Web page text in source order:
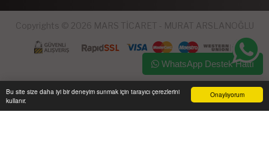
Onaylıyorum
Bu site size daha iyi bir deneyim sunmak için tarayıcı çerezlerini
kullanır.
Copyrights © 2026 MARS TİCARET - MURAT ARSLANOĞLU
Ana Sayfa Sipariş Takibi İletişim
WhatsApp Destek Hattı